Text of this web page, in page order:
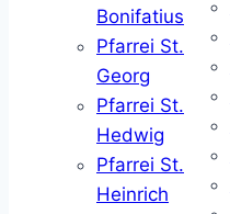
Bonifatius
Pfarrei St.
Georg
Pfarrei St.
Hedwig
Pfarrei St.
Heinrich